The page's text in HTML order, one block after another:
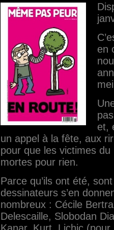
en
et,
un appel à la fête, aux
pour que les victimes
mortes pour rien.
Parce qu’ils ont été,
dessinateurs s’en
nombreux : Cécile
Delescaille, Slobodan